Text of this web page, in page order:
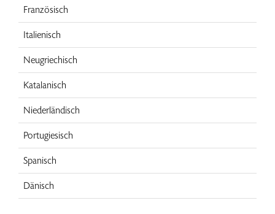
Französisch
Italienisch
Neugriechisch
Katalanisch
Niederländisch
Portugiesisch
Spanisch
Dänisch